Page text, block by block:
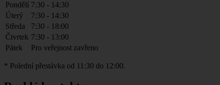
Pondělí 7:30 - 14:30
Úterý
7:30 - 14:30
Středa
7:30 - 18:00
Čtvrtek 7:30 - 13:00
Pátek
Pro veřejnost zavřeno
* Polední přestávka od 11:30 do 12:00.